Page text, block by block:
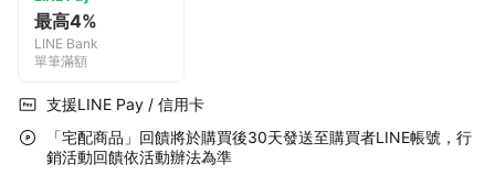
最高4%
LINE Bank
單筆滿額
支援LINE Pay / 信用卡
「宅配商品」回饋將於購買後30天發送至購買者LINE帳號，行
銷活動回饋依活動辦法為準